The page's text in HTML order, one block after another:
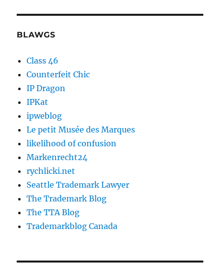
BLAWGS
Class 46
Counterfeit Chic
IP Dragon
IPKat
ipweblog
Le petit Musée des Marques
likelihood of confusion
Markenrecht24
rychlicki.net
Seattle Trademark Lawyer
The Trademark Blog
The TTA Blog
Trademarkblog Canada